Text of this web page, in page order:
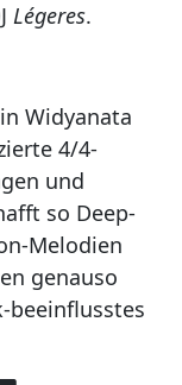
Légeres.
Widyanata
4/4-
und
so Deep-
Melodien
genauso
beeinflusstes